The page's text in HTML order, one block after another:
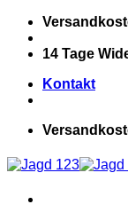
Zum
Inhalt
springen14 Tage
Kontakt